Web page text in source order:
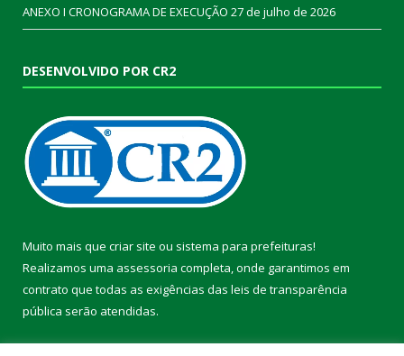
ANEXO I CRONOGRAMA DE EXECUÇÃO 27 de julho de 2026
DESENVOLVIDO POR CR2
Muito mais que criar site ou sistema para prefeituras!
Realizamos uma assessoria completa, onde garantimos em
contrato que todas as exigências das leis de transparência
pública serão atendidas.